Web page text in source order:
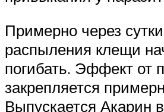
Примерно через
распыления клещи
погибать. Эффект от
закрепляется
Выпускается Акарин